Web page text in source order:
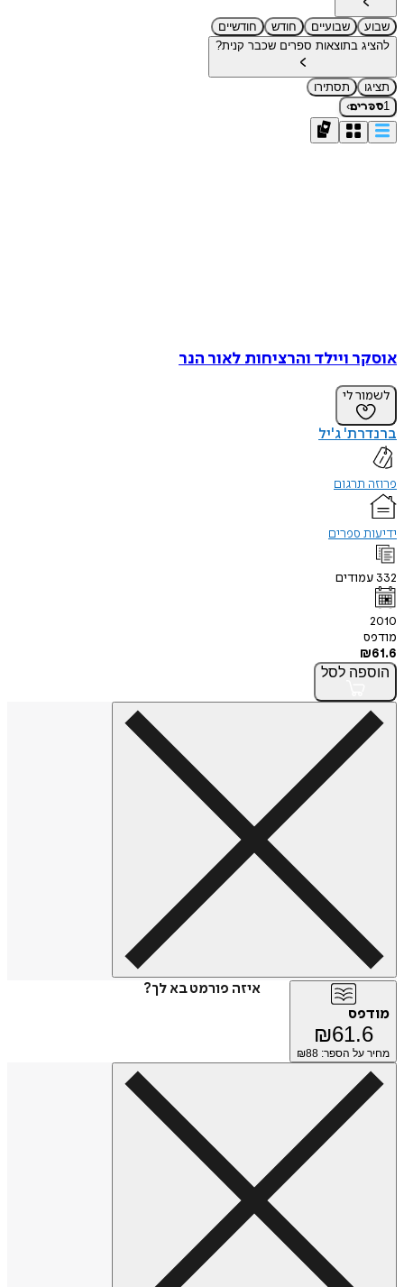
שבוע שבועיים חודש
חודשיים
להציג בתוצאות ספרים שכבר קנית?
תציגו
תסתירו
1ספרים›
אוסקר ויילד והרציחות לאור הנר
לשמור לי
ברנדרת' ג'יל
פרוזה תרגום
ידיעות ספרים
332 עמודים
2010
מודפס
₪61.6
הוספה לסל
איזה פורמט בא לך?
מודפס
₪61.6
מחיר על הספר: ₪ 88